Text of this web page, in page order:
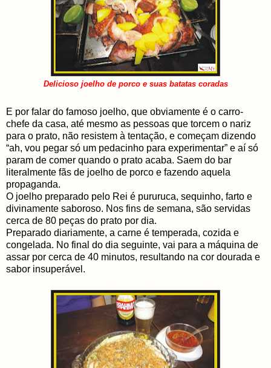
Delicioso joelho de porco e suas batatas coradas
E por falar do famoso joelho, que obviamente é o carro-
chefe da casa, até mesmo as pessoas que torcem o nariz
para o prato, não resistem à tentação, e começam dizendo
“ah, vou pegar só um pedacinho para experimentar” e aí só
param de comer quando o prato acaba. Saem do bar
literalmente fãs de joelho de porco e fazendo aquela
propaganda.
O joelho preparado pelo Rei é pururuca, sequinho, farto e
divinamente saboroso. Nos fins de semana, são servidas
cerca de 80 peças do prato por dia.
Preparado diariamente, a carne é temperada, cozida e
congelada. No final do dia seguinte, vai para a máquina de
assar por cerca de 40 minutos, resultando na cor dourada e
sabor insuperável.